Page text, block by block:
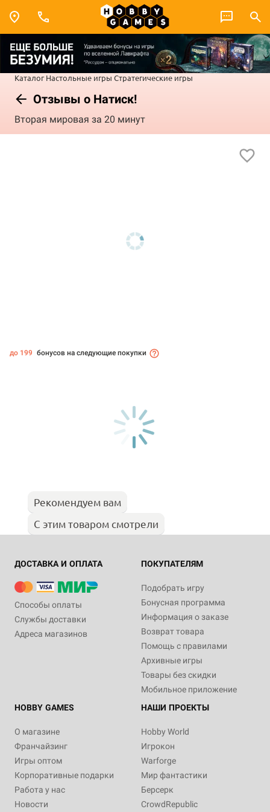
Каталог Настольные игры Стратегические игры
Отзывы о Натиск!
Вторая мировая за 20 минут
до 199 бонусов на следующие покупки
Рекомендуем вам
С этим товаром смотрели
ДОСТАВКА И ОПЛАТА
Способы оплаты
Службы доставки
Адреса магазинов
ПОКУПАТЕЛЯМ
Подобрать игру
Бонусная программа
Информация о заказе
Возврат товара
Помощь с правилами
Архивные игры
Товары без скидки
Мобильное приложение
HOBBY GAMES
О магазине
Франчайзинг
Игры оптом
Корпоративные подарки
Работа у нас
Новости
НАШИ ПРОЕКТЫ
Hobby World
Игрокон
Warforge
Мир фантастики
Берсерк
CrowdRepublic